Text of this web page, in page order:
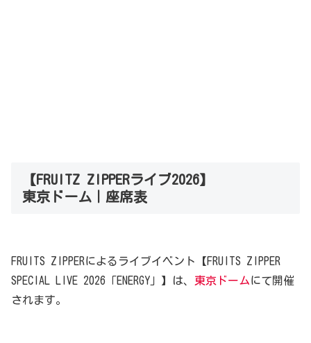
【FRUITZ ZIPPERライブ2026】
東京ドーム｜座席表
FRUITS ZIPPERによるライブイベント【FRUITS ZIPPER
SPECIAL LIVE 2026「ENERGY」】は、 東京ドームにて開催
されます。